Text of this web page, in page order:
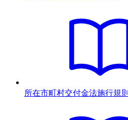
所在市町村交付金法施行規則